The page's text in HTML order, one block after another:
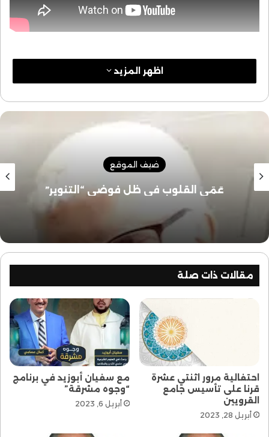
اظهر المزيد
ضيف الموقع
عَمَى القلوب في ظل فوضى “التنوير”
مقالات ذات صلة
احتفالية مرور اثنتي عشرة
قرنا على تأسيس جامع
القرويين
أبريل 28, 2023
مع سفيان أبوزيد في برنامج
“وجوه مشرقة”
أبريل 6, 2023